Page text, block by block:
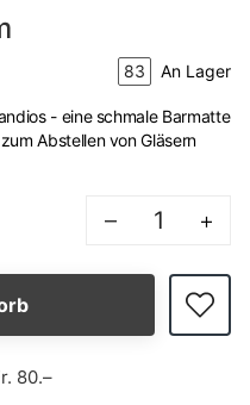
83 An Lager
- eine schmale Barmatte
Abstellen von Gläsern
– +
80.–